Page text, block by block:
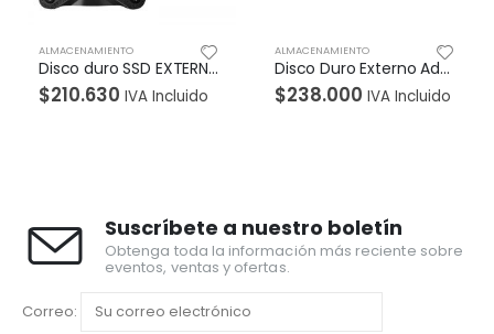
ALMACENAMIENTO
Disco duro SSD EXTERNO ADATA 240GB ANTIGOLPES SD600 240GB NEGRO
$210.630 IVA Incluido
ALMACENAMIENTO
Disco Duro Externo Adata Hv620s Usb 3.0 1Tb Negro
$238.000 IVA Incluido
Suscríbete a nuestro boletín
Obtenga toda la información más reciente sobre
eventos, ventas y ofertas.
Correo: